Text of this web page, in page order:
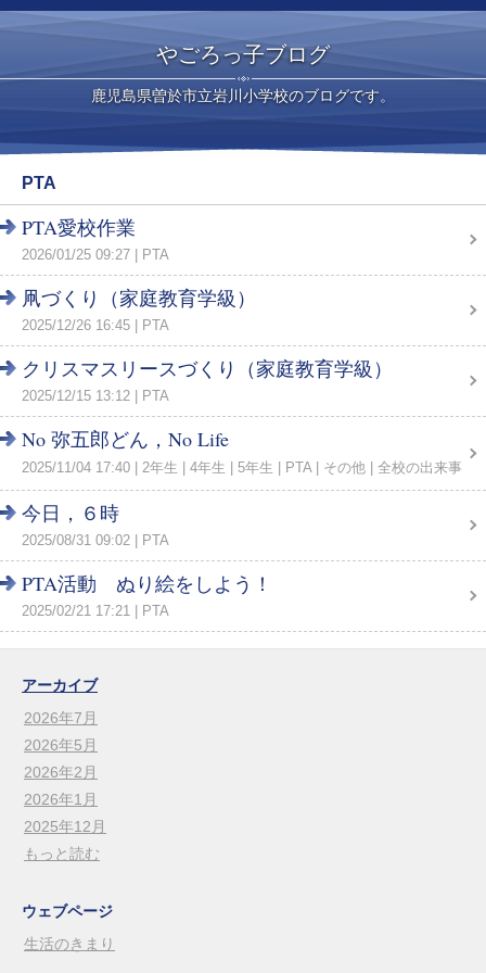
やごろっ子ブログ
鹿児島県曽於市立岩川小学校のブログです。
PTA
PTA愛校作業
2026/01/25 09:27 PTA
凧づくり（家庭教育学級）
2025/12/26 16:45 PTA
クリスマスリースづくり（家庭教育学級）
2025/12/15 13:12 PTA
No 弥五郎どん，No Life
2025/11/04 17:40 2年生 4年生 5年生 PTA その他 全校の出来事
今日，６時
2025/08/31 09:02 PTA
PTA活動 ぬり絵をしよう！
2025/02/21 17:21 PTA
アーカイブ
2026年7月
2026年5月
2026年2月
2026年1月
2025年12月
もっと読む
ウェブページ
生活のきまり